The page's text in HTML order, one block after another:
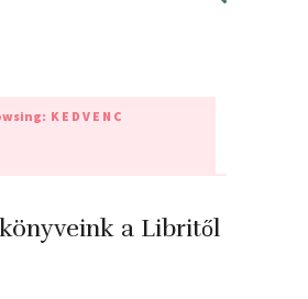
KEDVENC
a Libritől